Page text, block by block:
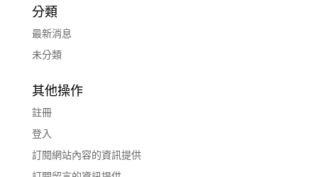
分類
最新消息
未分類
其他操作
註冊
登入
訂閱網站內容的資訊提供